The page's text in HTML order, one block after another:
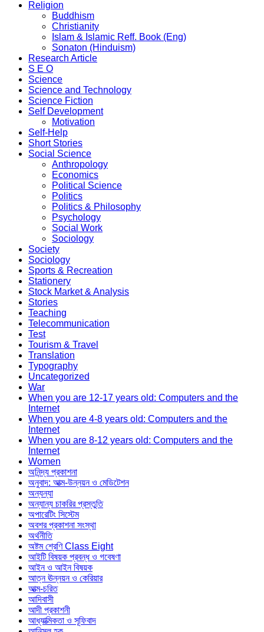
Religion
Buddhism
Christianity
Islam & Islamic Reff. Book (Eng)
Sonaton (Hinduism)
Research Article
S E O
Science
Science and Technology
Science Fiction
Self Development
Motivation
Self-Help
Short Stories
Social Science
Anthropology
Economics
Political Science
Politics
Politics & Philosophy
Psychology
Social Work
Sociology
Society
Sociology
Sports & Recreation
Stationery
Stock Market & Analysis
Stories
Teaching
Telecommunication
Test
Tourism & Travel
Translation
Typography
Uncategorized
War
When you are 12-17 years old: Computers and the
Internet
When you are 4-8 years old: Computers and the
Internet
When you are 8-12 years old: Computers and the
Internet
Women
অনিন্দ্য প্রকাশনা
অনুবাদ: আত্ম-উন্নয়ন ও মেডিটেশন
অন্যন্যা
অন্যান্য চাকরির প্রস্তুতি
অপারেটিং সিস্টেম
অবশর প্রকাশনা সংস্থা
অর্থনীতি
অষ্টম শ্রেণি Class Eight
আইটি বিষয়ক প্রবন্ধ ও গবেষণা
আইন ও আইন বিষয়ক
আত্ন ঊন্নয়ন ও কেরিয়ার
আত্ম-চরিত
আদিবাসী
আদী প্রকাশনী
আধ্যাত্মিকতা ও সূফিবাদ